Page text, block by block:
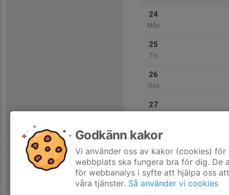
24
Mån
25
Tis
26
Ons
27
28
Godkänn kakor
Vi använder oss av kakor (cookies)
webbplats ska fungera bra för dig. De
för webbanalys i syfte att hjälpa oss
våra tjänster. Så använder vi cookies